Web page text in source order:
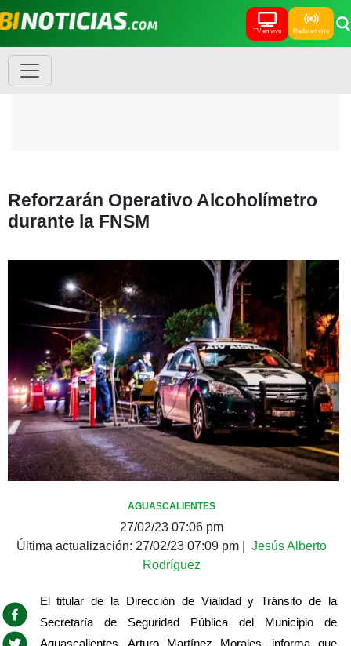
TV en vivo Radio en vivo
Reforzarán Operativo Alcoholímetro
durante la FNSM
AGUASCALIENTES
27/02/23 07:06 pm
Última actualización: 27/02/23 07:09 pm
Jesús Alberto
Rodríguez
El titular de la Dirección de Vialidad y Tránsito de la
Secretaría de Seguridad Pública del Municipio de